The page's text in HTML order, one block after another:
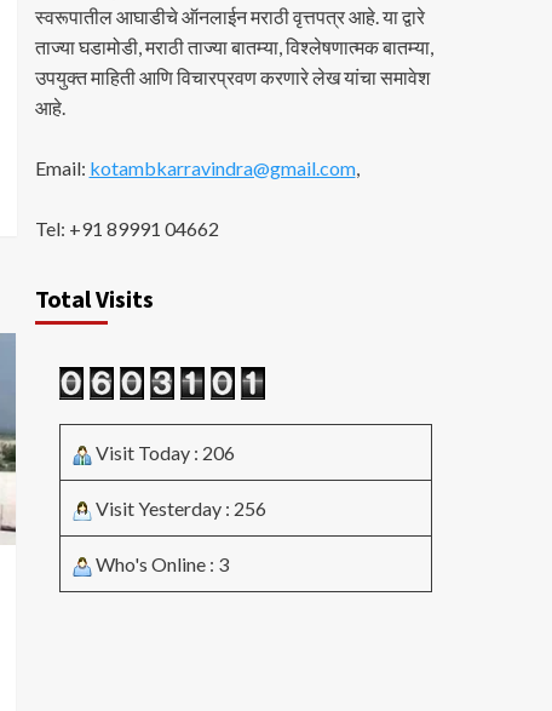
स्वरूपातील आघाडीचे ऑनलाईन मराठी वृत्तपत्र आहे. या द्वारे
ताज्या घडामोडी, मराठी ताज्या बातम्या, विश्लेषणात्मक बातम्या,
उपयुक्त माहिती आणि विचारप्रवण करणारे लेख यांचा समावेश
आहे.
Email: kotambkarravindra@gmail.com,
Tel: +91 89991 04662
Total Visits
Visit Today : 206
Visit Yesterday : 256
Who's Online : 3